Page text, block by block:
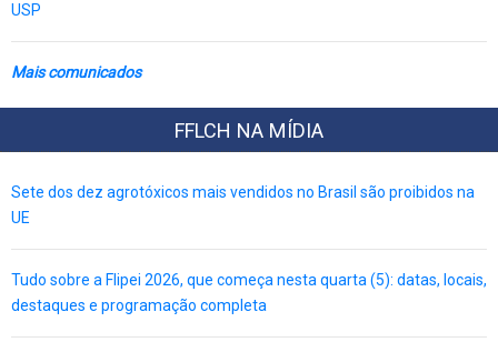
USP
Mais comunicados
FFLCH NA MÍDIA
Sete dos dez agrotóxicos mais vendidos no Brasil são proibidos na
UE
Tudo sobre a Flipei 2026, que começa nesta quarta (5): datas, locais,
destaques e programação completa